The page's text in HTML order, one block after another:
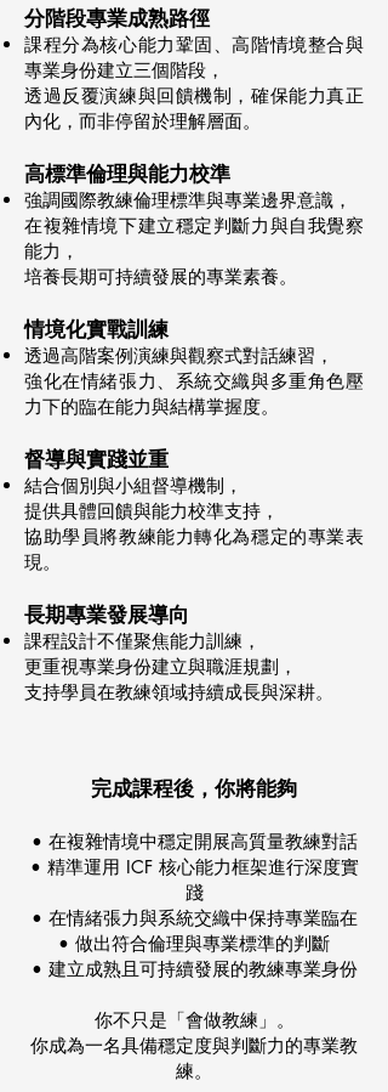
分階段專業成熟路徑
課程分為核心能力鞏固、高階情境整合與
專業身份建立三個階段，
透過反覆演練與回饋機制，確保能力真正
內化，而非停留於理解層面。
高標準倫理與能力校準
強調國際教練倫理標準與專業邊界意識，
在複雜情境下建立穩定判斷力與自我覺察
能力，
培養長期可持續發展的專業素養。
情境化實戰訓練
透過高階案例演練與觀察式對話練習，
強化在情緒張力、系統交織與多重角色壓
力下的臨在能力與結構掌握度。
督導與實踐並重
結合個別與小組督導機制，
提供具體回饋與能力校準支持，
協助學員將教練能力轉化為穩定的專業表
現。
長期專業發展導向
課程設計不僅聚焦能力訓練，
更重視專業身份建立與職涯規劃，
支持學員在教練領域持續成長與深耕。
​完成課程後，你將能夠
• 在複雜情境中穩定開展高質量教練對話
• 精準運用 ICF 核心能力框架進行深度實
踐
• 在情緒張力與系統交織中保持專業臨在
• 做出符合倫理與專業標準的判斷
• 建立成熟且可持續發展的教練專業身份
你不只是「會做教練」。
你成為一名具備穩定度與判斷力的專業教
練。